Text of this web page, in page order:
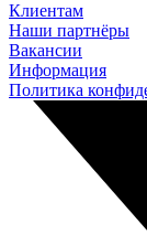
Клиентам
Наши партнёры
Вакансии
Информация
Политика